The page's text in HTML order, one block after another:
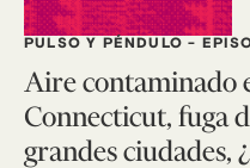
PULSO Y PÉNDULO -
Aire contaminado
Connecticut, fuga
grandes ciudades,